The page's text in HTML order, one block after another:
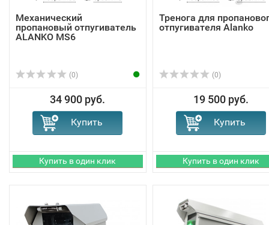
Механический
пропановый отпугиватель
ALANKO MS6
(0)
34 900 руб.
Тренога для
отпугивателя Alanko
(0)
19 500 руб.